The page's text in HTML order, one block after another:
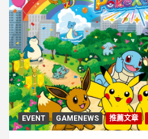
EVENT GAMENEWS 推薦文章